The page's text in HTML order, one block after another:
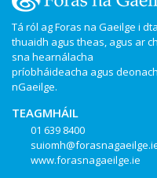
Tá ról ag Foras na Gaeilge i
thuaidh agus theas, agus ar
sna hearnálacha
príobháideacha agus
nGaeilge.
TEAGMHÁIL
01 639 8400
www.forasnagaeilge.ie